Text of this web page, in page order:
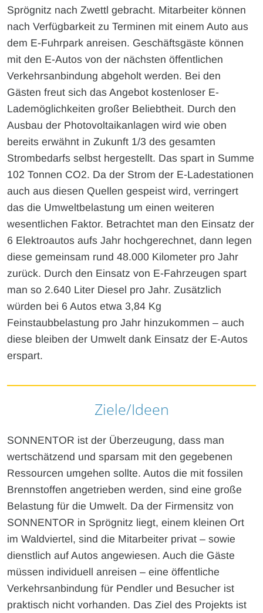
Sprögnitz nach Zwettl gebracht. Mitarbeiter können
nach Verfügbarkeit zu Terminen mit einem Auto aus
dem E-Fuhrpark anreisen. Geschäftsgäste können
mit den E-Autos von der nächsten öffentlichen
Verkehrsanbindung abgeholt werden. Bei den
Gästen freut sich das Angebot kostenloser E-
Lademöglichkeiten großer Beliebtheit. Durch den
Ausbau der Photovoltaikanlagen wird wie oben
bereits erwähnt in Zukunft 1/3 des gesamten
Strombedarfs selbst hergestellt. Das spart in Summe
102 Tonnen CO2. Da der Strom der E-Ladestationen
auch aus diesen Quellen gespeist wird, verringert
das die Umweltbelastung um einen weiteren
wesentlichen Faktor. Betrachtet man den Einsatz der
6 Elektroautos aufs Jahr hochgerechnet, dann legen
diese gemeinsam rund 48.000 Kilometer pro Jahr
zurück. Durch den Einsatz von E-Fahrzeugen spart
man so 2.640 Liter Diesel pro Jahr. Zusätzlich
würden bei 6 Autos etwa 3,84 Kg
Feinstaubbelastung pro Jahr hinzukommen – auch
diese bleiben der Umwelt dank Einsatz der E-Autos
erspart.
Ziele/Ideen
SONNENTOR ist der Überzeugung, dass man
wertschätzend und sparsam mit den gegebenen
Ressourcen umgehen sollte. Autos die mit fossilen
Brennstoffen angetrieben werden, sind eine große
Belastung für die Umwelt. Da der Firmensitz von
SONNENTOR in Sprögnitz liegt, einem kleinen Ort
im Waldviertel, sind die Mitarbeiter privat – sowie
dienstlich auf Autos angewiesen. Auch die Gäste
müssen individuell anreisen – eine öffentliche
Verkehrsanbindung für Pendler und Besucher ist
praktisch nicht vorhanden. Das Ziel des Projekts ist